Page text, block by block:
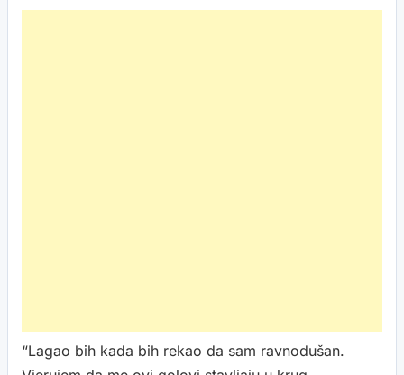
“Lagao bih kada bih rekao da sam ravnodušan.